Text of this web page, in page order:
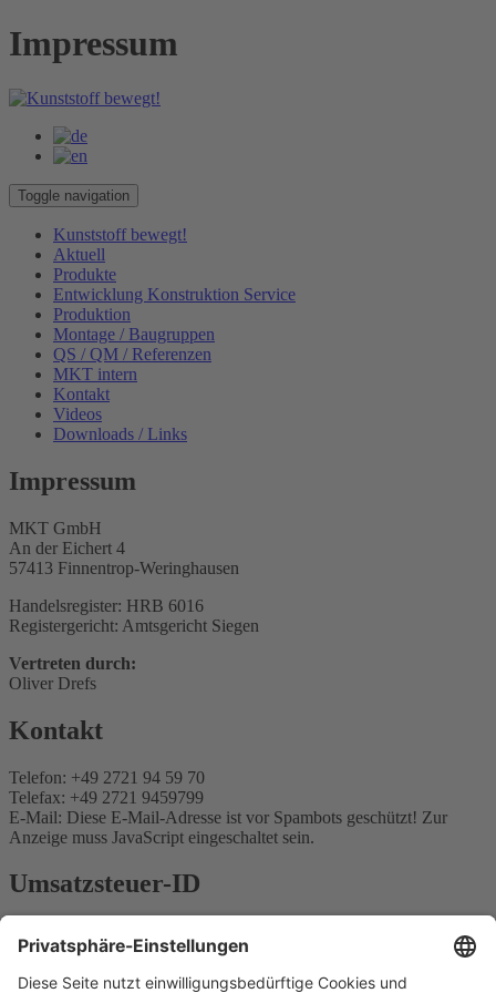
Impressum
Toggle navigation
Kunststoff bewegt!
Aktuell
Produkte
Entwicklung Konstruktion Service
Produktion
Montage / Baugruppen
QS / QM / Referenzen
MKT intern
Kontakt
Videos
Downloads / Links
Impressum
MKT GmbH
An der Eichert 4
57413 Finnentrop-Weringhausen
Handelsregister: HRB 6016
Registergericht: Amtsgericht Siegen
Vertreten durch:
Oliver Drefs
Kontakt
Telefon: +49 2721 94 59 70
Telefax: +49 2721 9459799
E-Mail: Diese E-Mail-Adresse ist vor Spambots geschützt! Zur
Anzeige muss JavaScript eingeschaltet sein.
Umsatzsteuer-ID
Umsatzsteuergesetz: